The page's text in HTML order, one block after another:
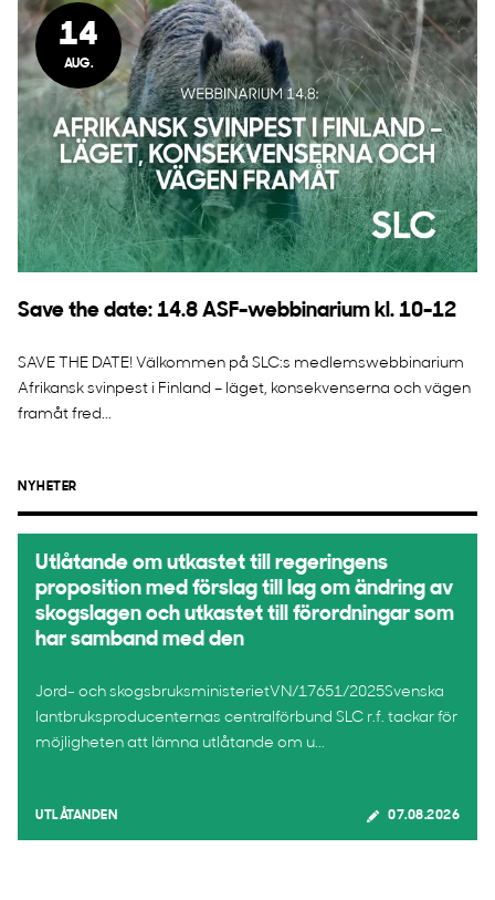
14
AUG.
Save the date: 14.8 ASF-webbinarium kl. 10-12
SAVE THE DATE! Välkommen på SLC:s medlemswebbinarium
Afrikansk svinpest i Finland – läget, konsekvenserna och vägen
framåt fred...
NYHETER
Utlåtande om utkastet till regeringens
proposition med förslag till lag om ändring av
skogslagen och utkastet till förordningar som
har samband med den
Jord- och skogsbruksministerietVN/17651/2025Svenska
lantbruksproducenternas centralförbund SLC r.f. tackar för
möjligheten att lämna utlåtande om u...
UTLÅTANDEN 07.08.2026